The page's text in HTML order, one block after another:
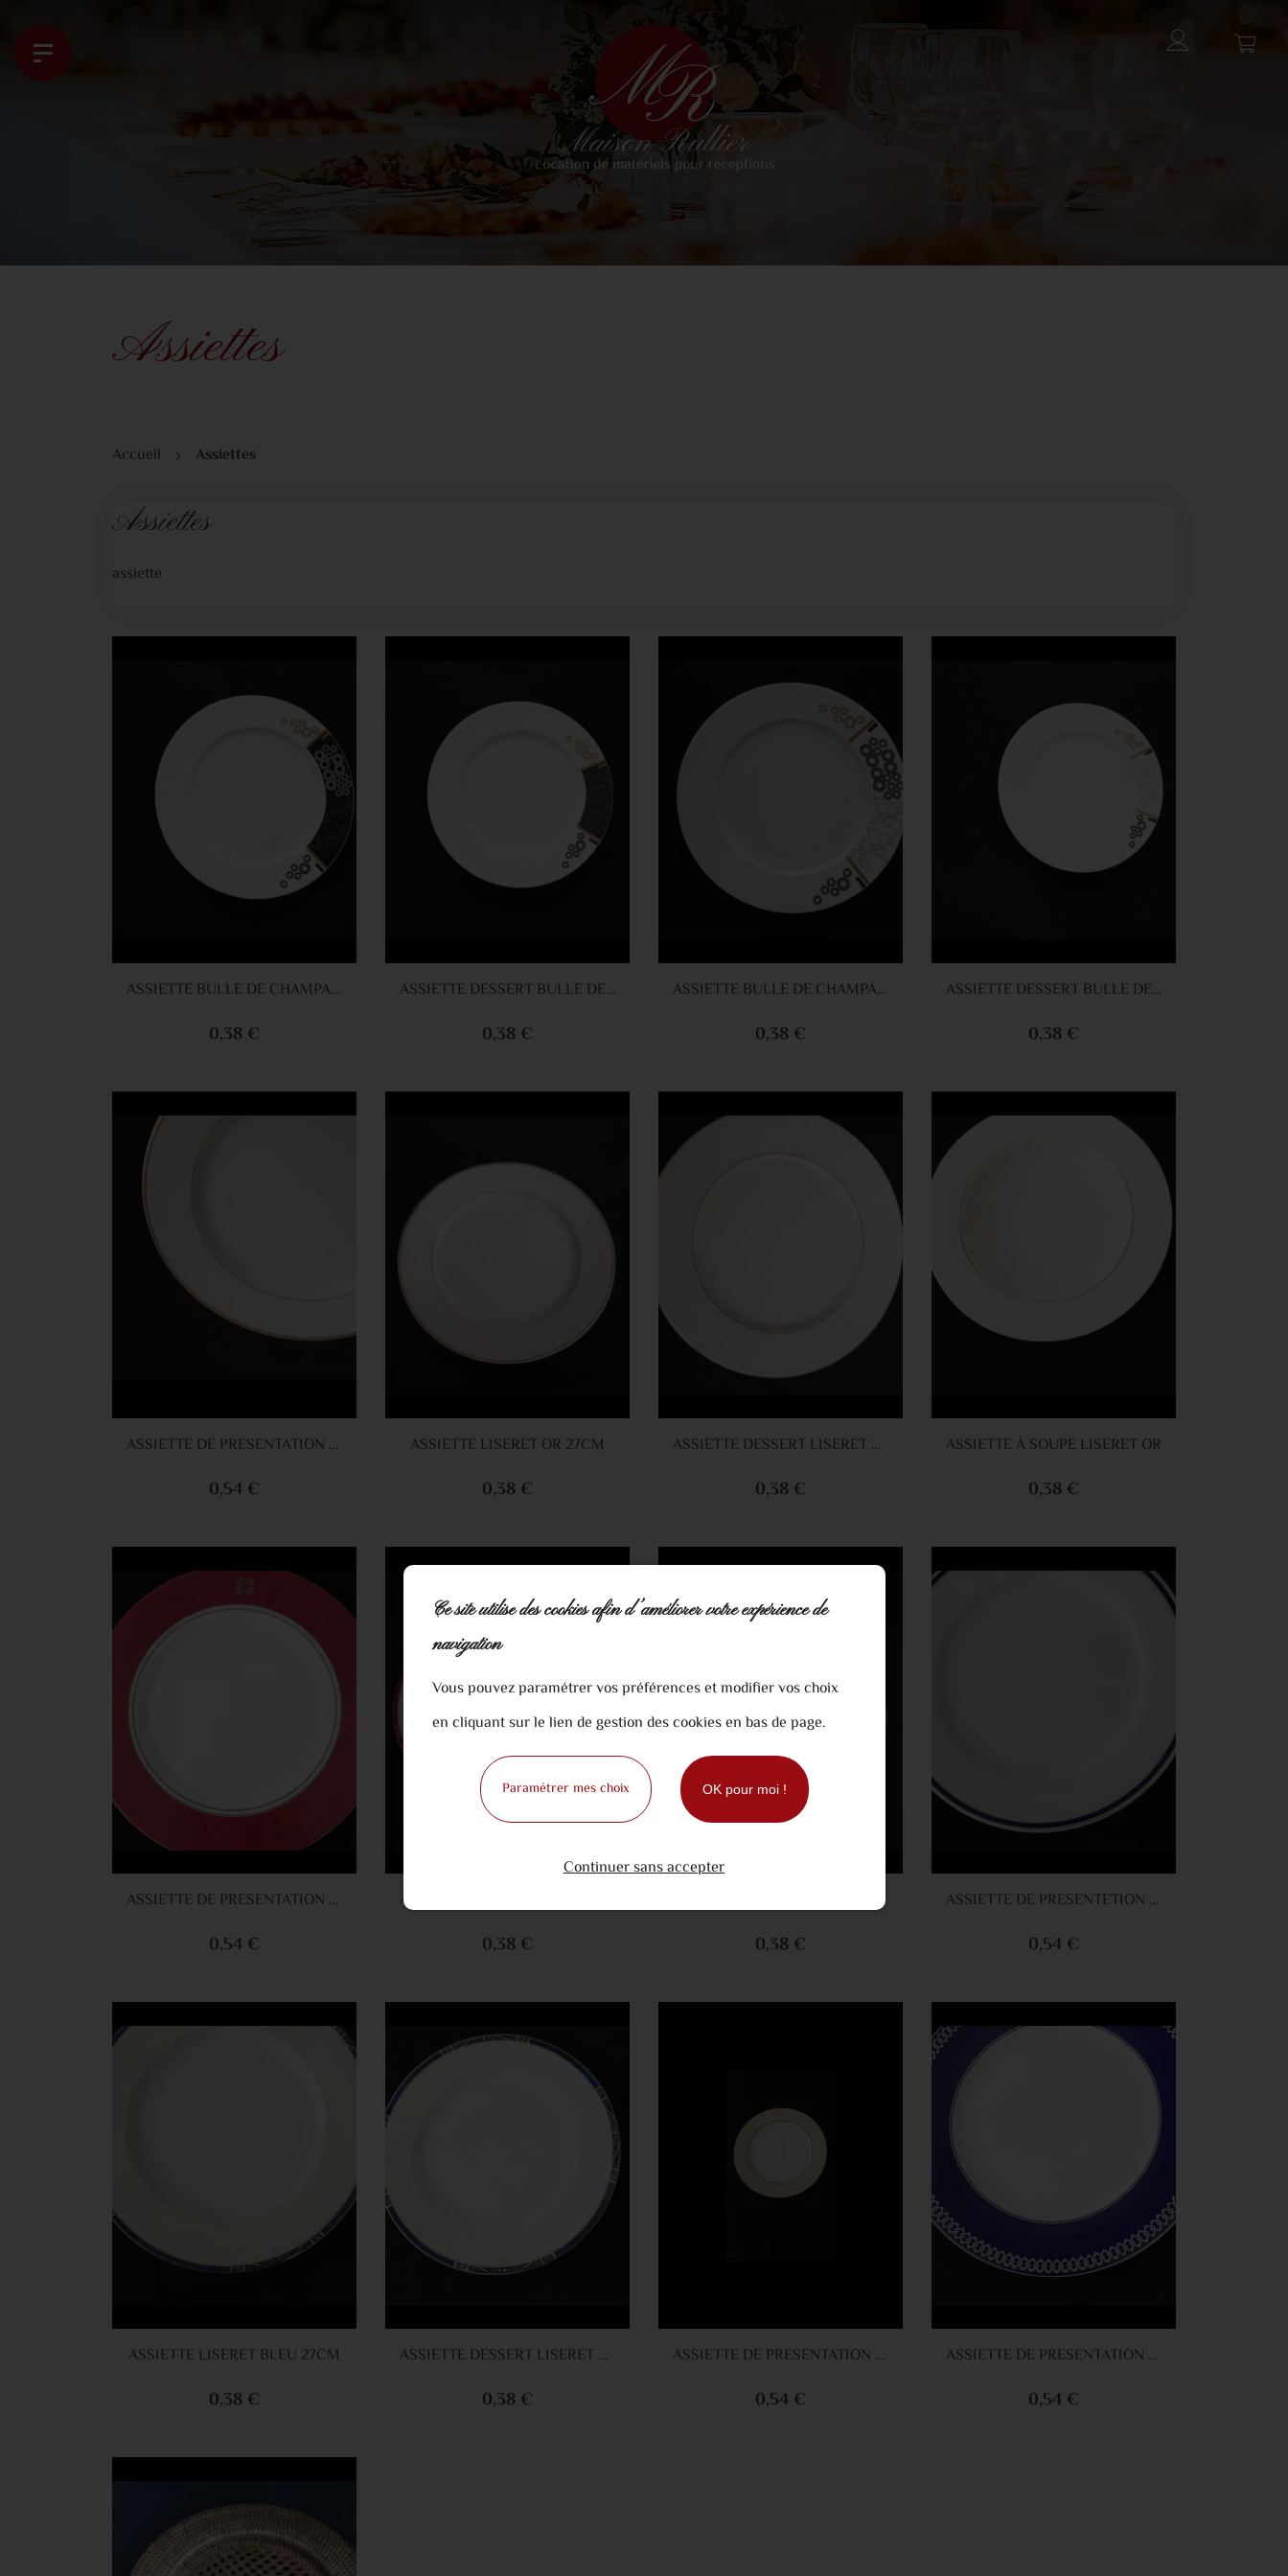
Assiettes
Accueil Assiettes
Assiettes
assiette
ASSIETTE BULLE DE CHAMPAGNE 27CM NOIR
0,38 €
ASSIETTE DESSERT BULLE DE CHAMPAGNE NOIR
0,38 €
ASSIETTE BULLE DE CHAMPAGNE 27CM CLAIRE
0,38 €
ASSIETTE DESSERT BULLE DE CHAMPAGNR CLAIRE
0,38 €
ASSIETTE DE PRESENTATION 30CM OR
0,54 €
ASSIETTE LISERET OR 27CM
0,38 €
ASSIETTE DESSERT LISERET OR 20CM
0,38 €
Ajouter au panier
ASSIETTE À SOUPE LISERET OR
0,38 €
ASSIETTE DE PRESENTATION LISERET ROUGE 30CM
0,54 €
Ajouter au panier
0,38 € 0,38 €
ASSIETTE DE PRESENTETION LISERET BLEU 30CM
0,54 €
ASSIETTE LISERET BLEU 27CM
0,38 €
ASSIETTE DESSERT LISERET BLEU 20CM
0,38 €
ASSIETTE DE PRESENTATION BEIGE 30CM
0,54 €
ASSIETTE DE PRESENTATION BLEU 30CM
0,54 €
Ce site utilise des cookies afin d’améliorer votre expérience de
navigation
Vous pouvez paramétrer vos préférences et modifier vos choix
en cliquant sur le lien de gestion des cookies en bas de page.
Paramétrer mes choix OK pour moi !
Continuer sans accepter